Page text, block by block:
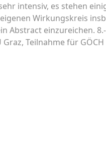
intensiv, es stehen
Wirkungskreis
Abstract einzureichen.
Teilnahme für